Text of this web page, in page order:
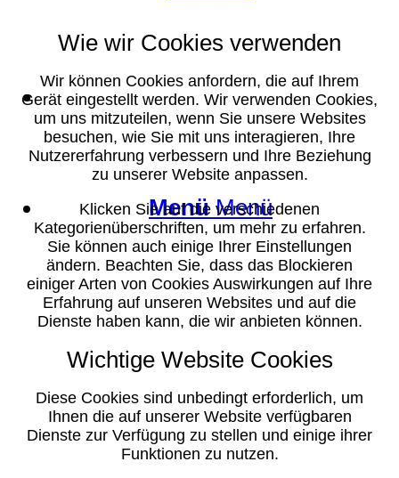
Suche
Menü Menü
Wie wir Cookies verwenden
Wir können Cookies anfordern, die auf Ihrem
Gerät eingestellt werden. Wir verwenden Cookies,
um uns mitzuteilen, wenn Sie unsere Websites
besuchen, wie Sie mit uns interagieren, Ihre
Nutzererfahrung verbessern und Ihre Beziehung
zu unserer Website anpassen.
Klicken Sie auf die verschiedenen
Kategorienüberschriften, um mehr zu erfahren.
Sie können auch einige Ihrer Einstellungen
ändern. Beachten Sie, dass das Blockieren
einiger Arten von Cookies Auswirkungen auf Ihre
Erfahrung auf unseren Websites und auf die
Dienste haben kann, die wir anbieten können.
Wichtige Website Cookies
Diese Cookies sind unbedingt erforderlich, um
Ihnen die auf unserer Website verfügbaren
Dienste zur Verfügung zu stellen und einige ihrer
Funktionen zu nutzen.